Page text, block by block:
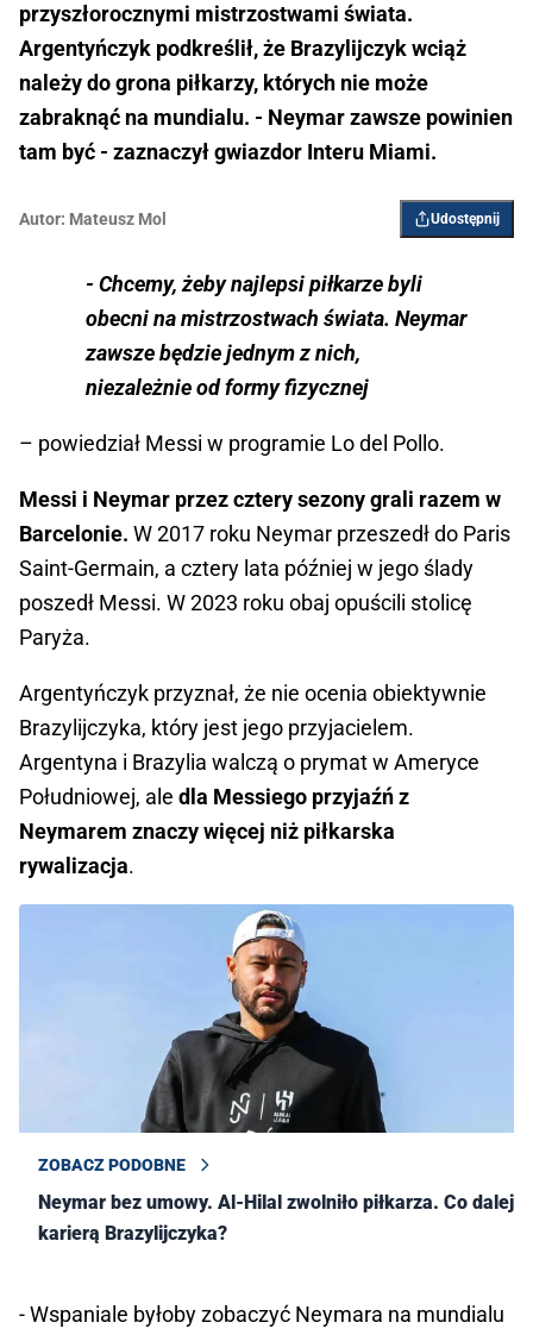
przyszłorocznymi mistrzostwami świata.
Argentyńczyk podkreślił, że Brazylijczyk wciąż
należy do grona piłkarzy, których nie może
zabraknąć na mundialu. - Neymar zawsze powinien
tam być - zaznaczył gwiazdor Interu Miami.
Autor: Mateusz Mol Udostępnij
- Chcemy, żeby najlepsi piłkarze byli
obecni na mistrzostwach świata. Neymar
zawsze będzie jednym z nich,
niezależnie od formy fizycznej
– powiedział Messi w programie Lo del Pollo.
Messi i Neymar przez cztery sezony grali razem w
Barcelonie. W 2017 roku Neymar przeszedł do Paris
Saint-Germain, a cztery lata później w jego ślady
poszedł Messi. W 2023 roku obaj opuścili stolicę
Paryża.
Argentyńczyk przyznał, że nie ocenia obiektywnie
Brazylijczyka, który jest jego przyjacielem.
Argentyna i Brazylia walczą o prymat w Ameryce
Południowej, ale dla Messiego przyjaźń z
Neymarem znaczy więcej niż piłkarska
rywalizacja.
ZOBACZ PODOBNE
Neymar bez umowy. Al-Hilal zwolniło piłkarza. Co dalej z
karierą Brazylijczyka?
- Wspaniale byłoby zobaczyć Neymara na mundialu